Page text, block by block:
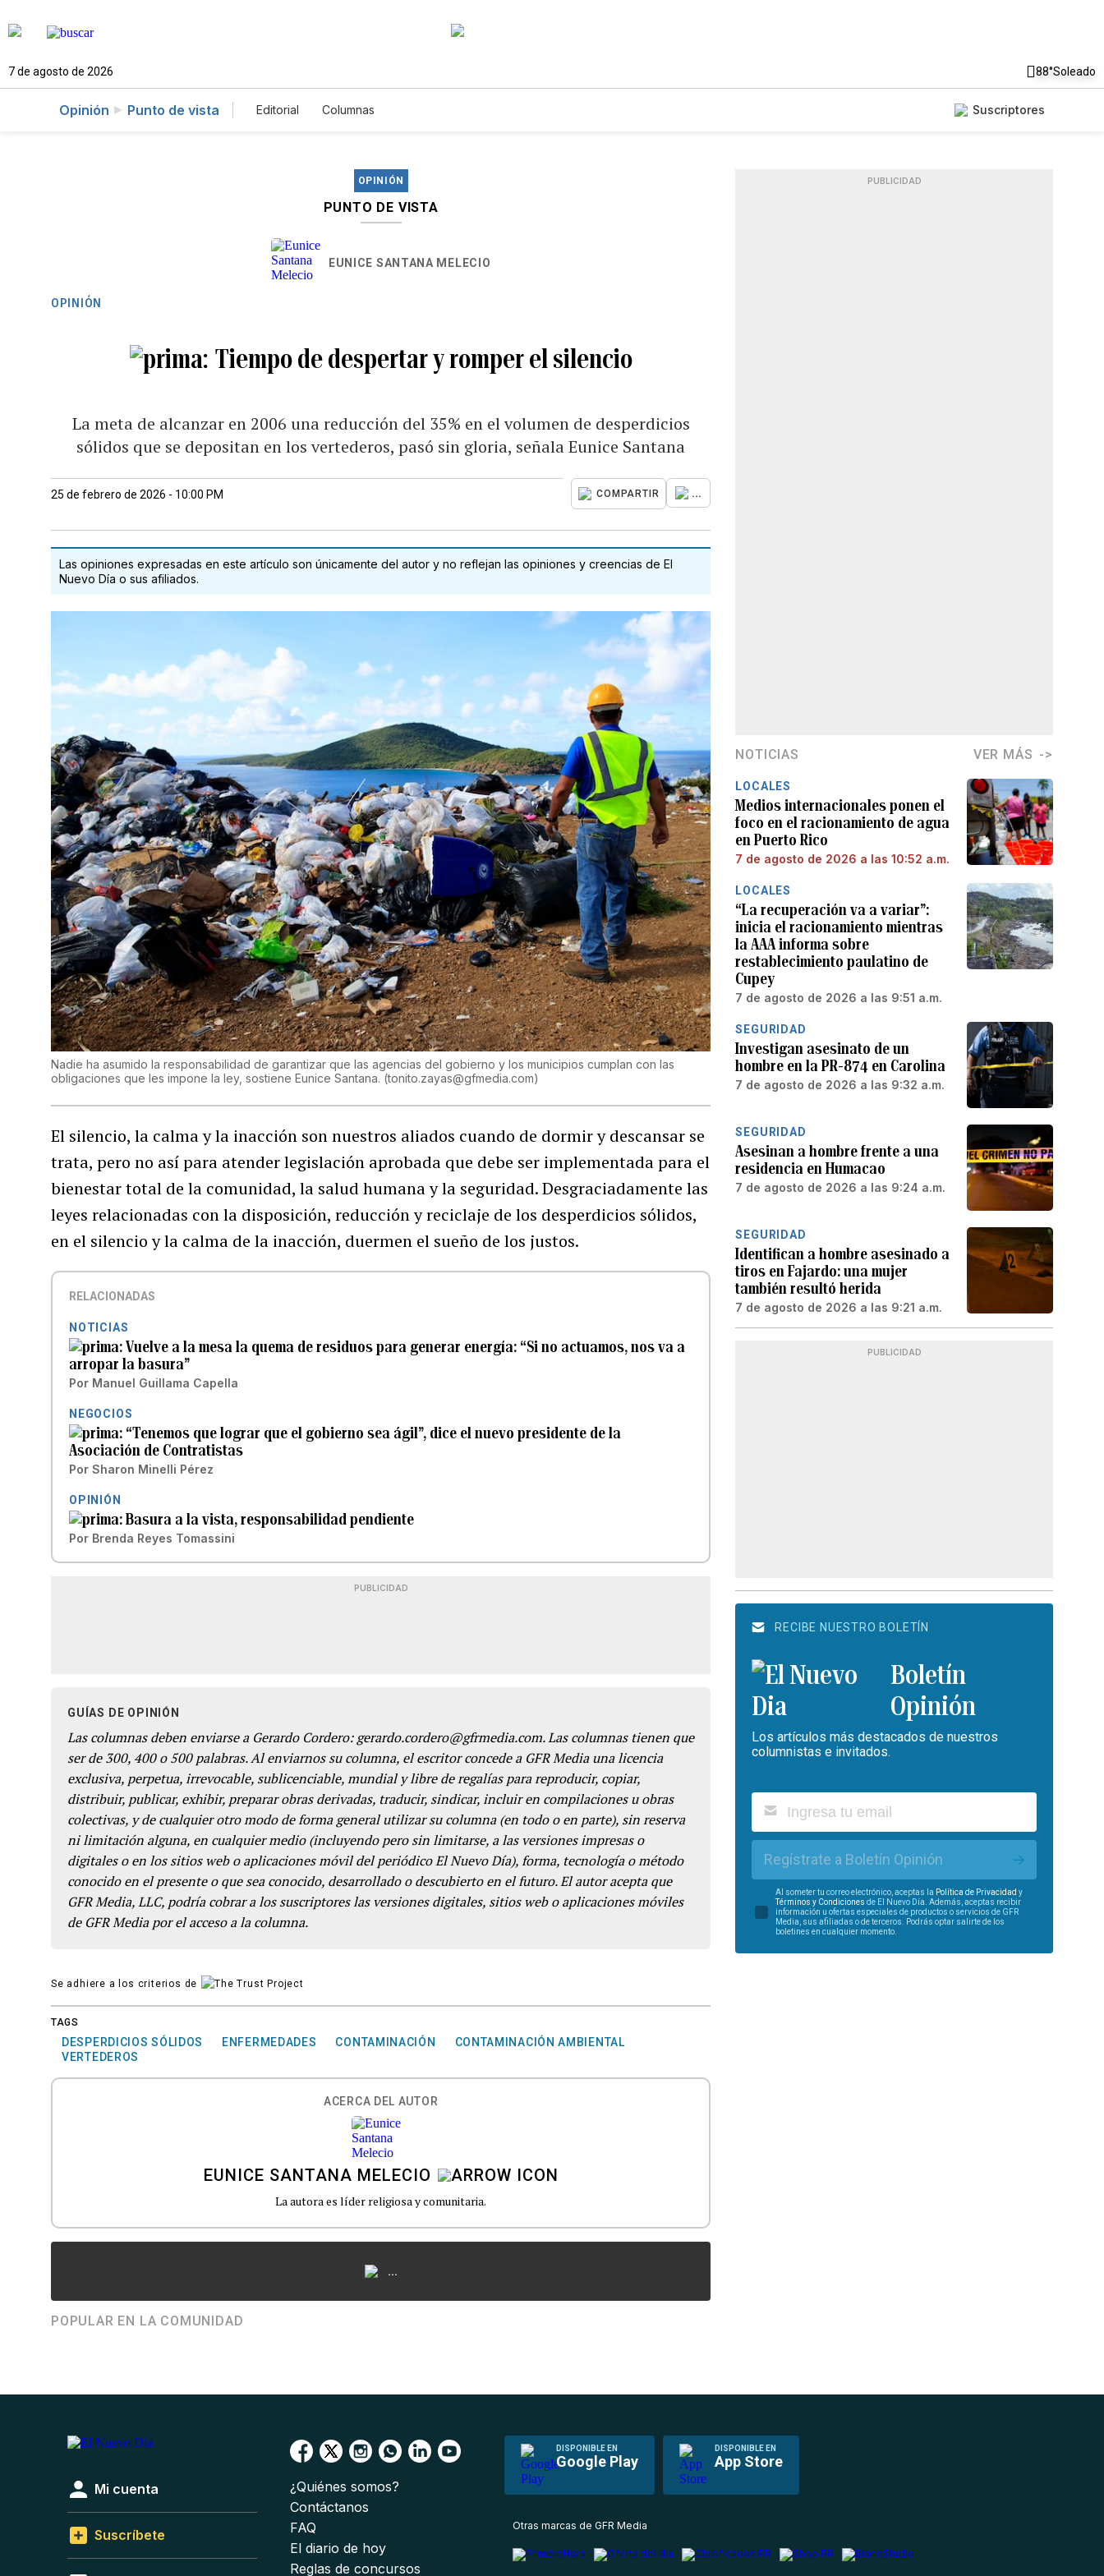
7 de agosto de 2026 88°Soleado
Opinión Punto de vista Editorial Columnas Suscriptores
OPINIÓN
PUNTO DE VISTA
EUNICE SANTANA MELECIO
OPINIÓN
Tiempo de despertar y romper el silencio
La meta de alcanzar en 2006 una reducción del 35% en el volumen de desperdicios
sólidos que se depositan en los vertederos, pasó sin gloria, señala Eunice Santana
25 de febrero de 2026 - 10:00 PM COMPARTIR ...
Las opiniones expresadas en este artículo son únicamente del autor y no reflejan las opiniones y creencias de El
Nuevo Día o sus afiliados.
Nadie ha asumido la responsabilidad de garantizar que las agencias del gobierno y los municipios cumplan con las
obligaciones que les impone la ley, sostiene Eunice Santana. (tonito.zayas@gfmedia.com)
El silencio, la calma y la inacción son nuestros aliados cuando de dormir y descansar se
trata, pero no así para atender legislación aprobada que debe ser implementada para el
bienestar total de la comunidad, la salud humana y la seguridad. Desgraciadamente las
leyes relacionadas con la disposición, reducción y reciclaje de los desperdicios sólidos,
en el silencio y la calma de la inacción, duermen el sueño de los justos.
RELACIONADAS
NOTICIAS
Vuelve a la mesa la quema de residuos para generar energía: “Si no actuamos, nos va a
arropar la basura”
Por Manuel Guillama Capella
NEGOCIOS
“Tenemos que lograr que el gobierno sea ágil”, dice el nuevo presidente de la
Asociación de Contratistas
Por Sharon Minelli Pérez
OPINIÓN
Basura a la vista, responsabilidad pendiente
Por Brenda Reyes Tomassini
PUBLICIDAD
GUÍAS DE OPINIÓN
Las columnas deben enviarse a Gerardo Cordero: gerardo.cordero@gfrmedia.com. Las columnas tienen que
ser de 300, 400 o 500 palabras. Al enviarnos su columna, el escritor concede a GFR Media una licencia
exclusiva, perpetua, irrevocable, sublicenciable, mundial y libre de regalías para reproducir, copiar,
distribuir, publicar, exhibir, preparar obras derivadas, traducir, sindicar, incluir en compilaciones u obras
colectivas, y de cualquier otro modo de forma general utilizar su columna (en todo o en parte), sin reserva
ni limitación alguna, en cualquier medio (incluyendo pero sin limitarse, a las versiones impresas o
digitales o en los sitios web o aplicaciones móvil del periódico El Nuevo Día), forma, tecnología o método
conocido en el presente o que sea conocido, desarrollado o descubierto en el futuro. El autor acepta que
GFR Media, LLC, podría cobrar a los suscriptores las versiones digitales, sitios web o aplicaciones móviles
de GFR Media por el acceso a la columna.
Se adhiere a los criterios de
TAGS
DESPERDICIOS SÓLIDOS ENFERMEDADES CONTAMINACIÓN
CONTAMINACIÓN AMBIENTAL
VERTEDEROS
ACERCA DEL AUTOR
EUNICE SANTANA MELECIO
La autora es líder religiosa y comunitaria.
...
POPULAR EN LA COMUNIDAD
PUBLICIDAD
NOTICIAS VER MÁS
LOCALES
Medios internacionales ponen el
foco en el racionamiento de agua
en Puerto Rico
7 de agosto de 2026 a las 10:52 a.m.
LOCALES
“La recuperación va a variar”:
inicia el racionamiento mientras
la AAA informa sobre
restablecimiento paulatino de
Cupey
7 de agosto de 2026 a las 9:51 a.m.
SEGURIDAD
Investigan asesinato de un
hombre en la PR-874 en Carolina
7 de agosto de 2026 a las 9:32 a.m.
SEGURIDAD
Asesinan a hombre frente a una
residencia en Humacao
7 de agosto de 2026 a las 9:24 a.m.
SEGURIDAD
Identifican a hombre asesinado a
tiros en Fajardo: una mujer
también resultó herida
7 de agosto de 2026 a las 9:21 a.m.
PUBLICIDAD
RECIBE NUESTRO BOLETÍN
Boletín
Opinión
Los artículos más destacados de nuestros
columnistas e invitados.
Regístrate a Boletín Opinión
Al someter tu correo electrónico, aceptas la Política de Privacidad y
Términos y Condiciones de El Nuevo Día. Además, aceptas recibir
información u ofertas especiales de productos o servicios de GFR
Media, sus afiliadas o de terceros. Podrás optar salirte de los
boletines en cualquier momento.
DISPONIBLE EN
Google Play
DISPONIBLE EN
App Store
Mi cuenta
Suscríbete
¿Quiénes somos?
Contáctanos
FAQ
El diario de hoy
Reglas de concursos
Otras marcas de GFR Media